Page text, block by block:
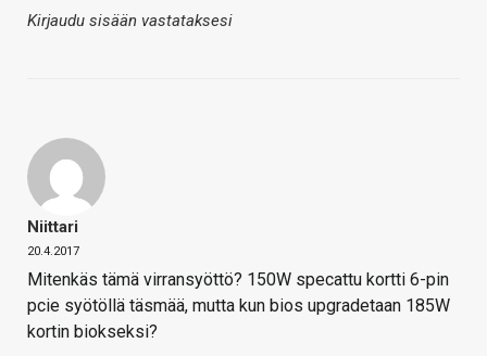
Kirjaudu sisään vastataksesi
Niittari
20.4.2017
Mitenkäs tämä virransyöttö? 150W specattu kortti 6-pin
pcie syötöllä täsmää, mutta kun bios upgradetaan 185W
kortin biokseksi?